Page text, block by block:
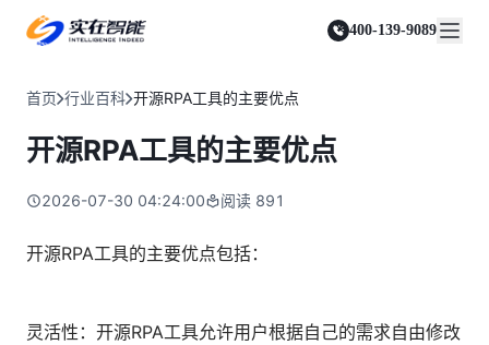
400-139-9089
人人都会用的智能体
智能文档审阅平台
实在 RPA 机器人
可靠的机器人终端
实在 RPA 控制器
全面支持国产信创生态
通信运营商
零售电商
政府及公共服务
能源及制造业
更多行业客户
金融
运营商
烟草
资源与支持
实在学院
智能体市场
客户支持
关于实在
媒体报道
视频动态
加入我们
首页 行业百科 开源RPA工具的主要优点
开源RPA工具的主要优点
2026-07-30 04:24:00 阅读 891
开源RPA工具的主要优点包括：
灵活性：开源RPA工具允许用户根据自己的需求自由修改